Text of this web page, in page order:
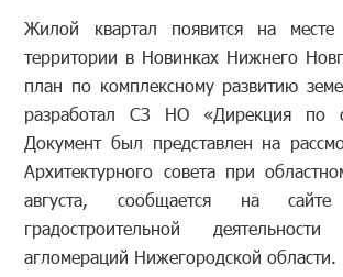
Жилой квартал появится на месте
территории в Новинках Нижнего
план по комплексному развитию
разработал СЗ НО «Дирекция по
Документ был представлен на
Архитектурного совета при
августа, сообщается на сайте
градостроительной
агломераций Нижегородской области.